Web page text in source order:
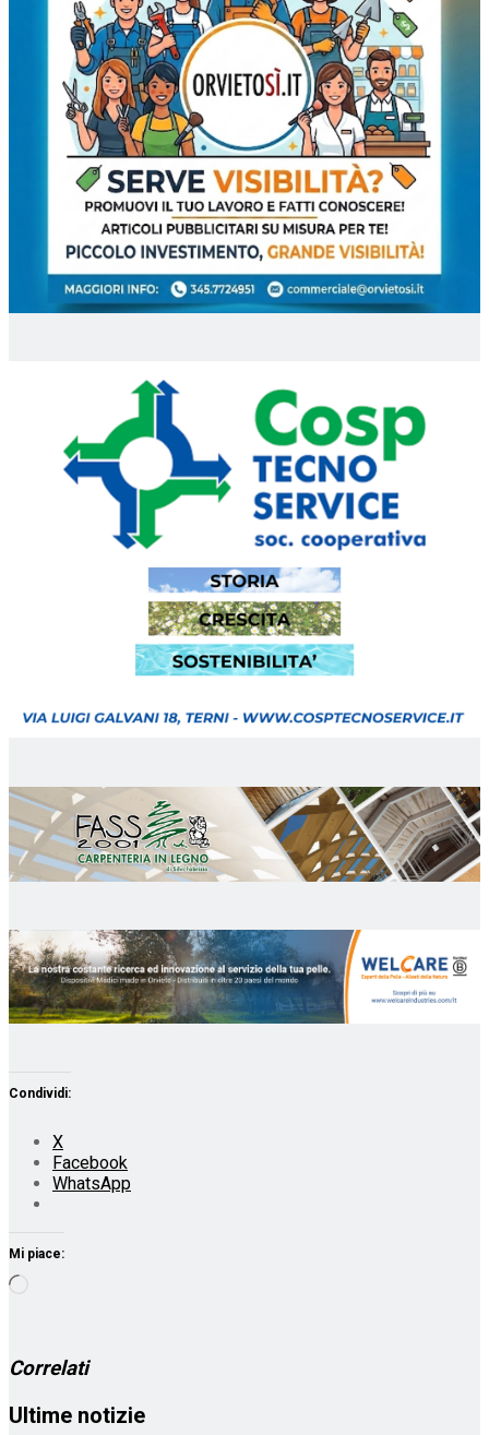
Condividi:
X
Facebook
WhatsApp
Mi piace:
Correlati
Ultime notizie